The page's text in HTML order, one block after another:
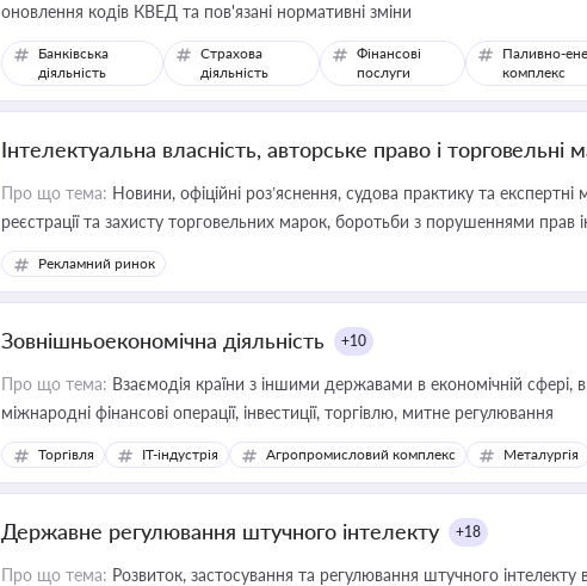
оновлення кодів КВЕД та пов'язані нормативні зміни
Банківська
діяльність
Страхова
діяльність
Фінансові
послуги
Паливно-
комплекс
Інтелектуальна власність, авторське право і торговельні
Про що тема: Новини, офіційні роз’яснення, судова практику та
реєстрації та захисту торговельних марок, боротьби з порушеннями прав
законодавстві у цій сфері
Рекламний ринок
Зовнішньоекономічна діяльність +10
Про що тема: Взаємодія країни з іншими державами в економічній сфері,
міжнародні фінансові операції, інвестиції, торгівлю, митне регулювання
Торгівля IT-індустрія Агропромисловий комплекс Металургія
Державне регулювання штучного інтелекту +18
Про що тема: Розвиток, застосування та регулювання штучного